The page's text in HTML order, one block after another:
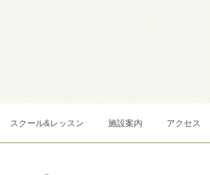
スクール&レッスン 施設案内 アクセス